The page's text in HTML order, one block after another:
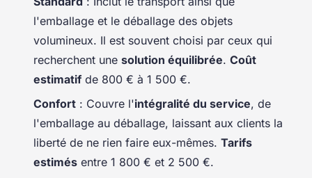
l'emballage et le déballage des objets
volumineux. Il est souvent choisi par ceux qui
recherchent une solution équilibrée. Coût
estimatif de 800 € à 1 500 €.
Confort : Couvre l'intégralité du service, de
l'emballage au déballage, laissant aux clients la
liberté de ne rien faire eux-mêmes. Tarifs
estimés entre 1 800 € et 2 500 €.